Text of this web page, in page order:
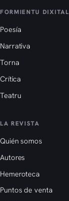
FORMIENTU DIXITAL
Poesía
Narrativa
Torna
Crítica
Teatru
LA REVISTA
Quién somos
Autores
Hemeroteca
Puntos de venta